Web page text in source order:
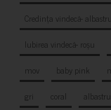
Credința vindecă- albastru
Iubirea vindecă- roșu
mov
baby pink
gri
coral